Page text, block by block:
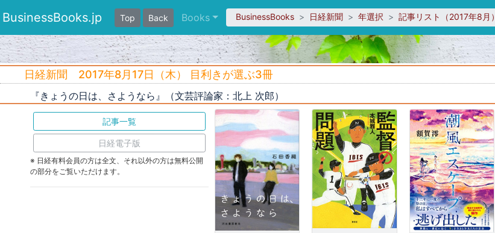
BusinessBooks.jp Top Back Books BusinessBooks 日経新聞 年選択 記事リスト（2017年8月）
日経新聞 2017年8月17日（木） 目利きが選ぶ3冊
『きょうの日は、さようなら』（文芸評論家：北上 次郎）
記事一覧
日経電子版
※ 日経有料会員の方は全文、それ以外の方は無料公開
の部分をご覧いただけます。